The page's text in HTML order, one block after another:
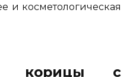
и косметологическая
корицы с